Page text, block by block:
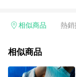
回饋訂單不得享有
行為，不具贈點資格，
貨後 45 天後發送。 8.
相似商品 熱
相似商品